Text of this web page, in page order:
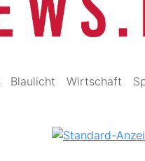
Blaulicht Wirtschaft